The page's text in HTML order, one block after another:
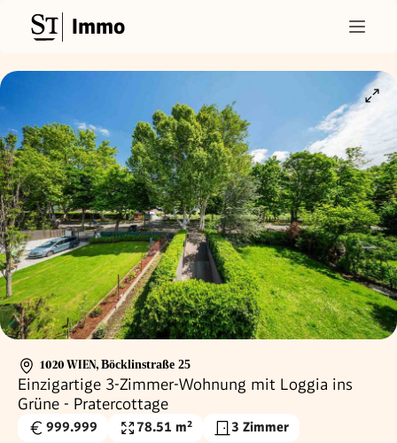
Immo
1020 WIEN, Böcklinstraße 25
Einzigartige 3-Zimmer-Wohnung mit Loggia ins
Grüne - Pratercottage
Kaufpreis
999.999
Wohnfläche
78.51 m² 3 Zimmer